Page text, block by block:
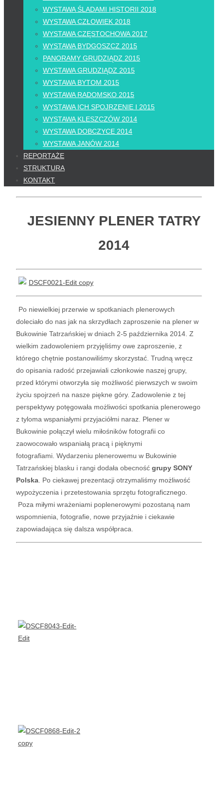
WYSTAWA ŚLADAMI HISTORII 2018
WYSTAWA CZŁOWIEK 2018
WYSTAWA CZĘSTOCHOWA 2017
WYSTAWA BYDGOSZCZ 2015
PANORAMY GRUDZIĄDZ 2015
WYSTAWA GRUDZIĄDZ 2015
WYSTAWA BYTOM 2015
WYSTAWA RADOMSKO 2015
WYSTAWA ICH SPOJRZENIE I 2015
WYSTAWA KLESZCZÓW 2014
WYSTAWA DOBCZYCE 2014
WYSTAWA JANÓW 2014
REPORTAŻE
STRUKTURA
KONTAKT
JESIENNY PLENER TATRY
2014
Po niewielkiej przerwie w spotkaniach plenerowych
doleciało do nas jak na skrzydłach zaproszenie na plener w
Bukowinie Tatrzańskiej w dniach 2-5 października 2014. Z
wielkim zadowoleniem przyjęliśmy owe zaproszenie, z
którego chętnie postanowiliśmy skorzystać. Trudną wręcz
do opisania radość przejawiali członkowie naszej grupy,
przed którymi otworzyła się możliwość pierwszych w swoim
życiu spojrzeń na nasze piękne góry. Zadowolenie z tej
perspektywy potęgowała możliwości spotkania plenerowego
z tyloma wspaniałymi przyjaciółmi naraz. Plener w
Bukowinie połączył wielu miłośników fotografii co
zaowocowało wspaniałą pracą i pięknymi
fotografiami. Wydarzeniu plenerowemu w Bukowinie
Tatrzańskiej blasku i rangi dodała obecność grupy SONY
Polska. Po ciekawej prezentacji otrzymaliśmy możliwość
wypożyczenia i przetestowania sprzętu fotograficznego.
Poza miłymi wrażeniami poplenerowymi pozostaną nam
wspomnienia, fotografie, nowe przyjaźnie i ciekawie
zapowiadająca się dalsza współpraca.